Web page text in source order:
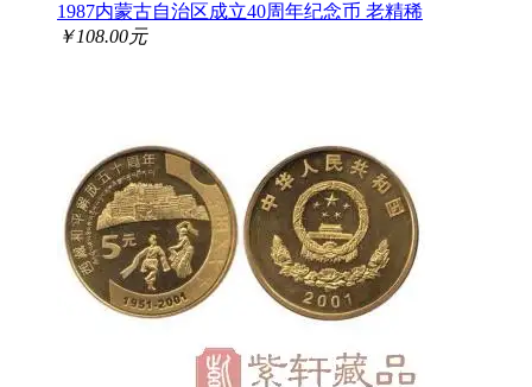
1987内蒙古自治区成立40周年纪念币 老精稀
￥108.00元